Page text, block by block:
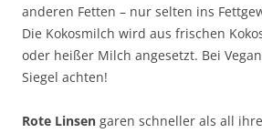
anderen Fetten – nur selten ins
Die Kokosmilch wird aus frischen
oder heißer Milch angesetzt. Bei
Siegel achten!
Rote Linsen garen schneller als all